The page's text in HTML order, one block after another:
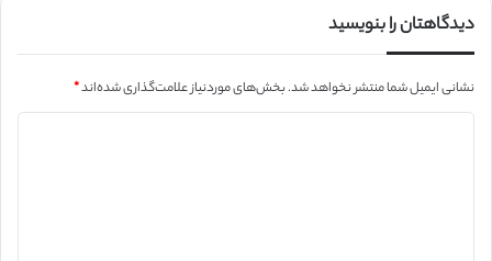
دیدگاهتان را بنویسید
نشانی ایمیل شما منتشر نخواهد شد.بخش‌های موردنیاز علامت‌گذاری شده‌اند*